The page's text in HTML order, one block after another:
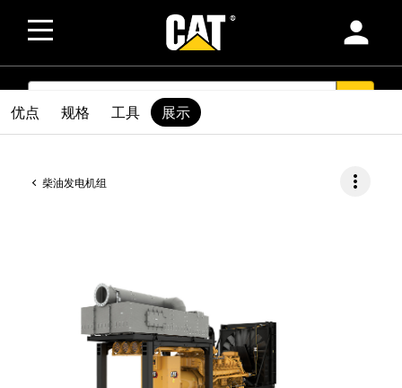
person
SEARCH
柴油发电机组 more_vert
优点 规格 工具 展示